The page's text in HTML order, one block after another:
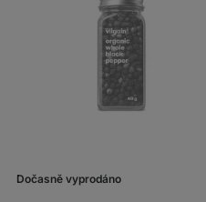
Dočasně vyprodáno